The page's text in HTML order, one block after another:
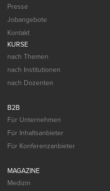
Presse
Jobangebote
Kontakt
KURSE
nach Themen
nach Institutionen
nach Dozenten
B2B
Für Unternehmen
Für Inhaltsanbieter
Für Konferenzanbieter
MAGAZINE
Medizin